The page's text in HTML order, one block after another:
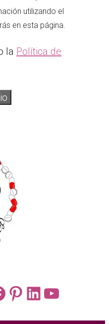
utilizando el
en esta página.
la Política de
Pinterest
LinkedIn